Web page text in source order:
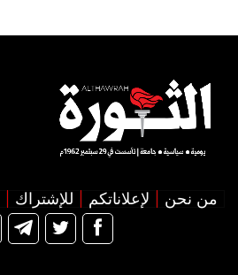
من نحن لإعلاناتكم للإشتراك